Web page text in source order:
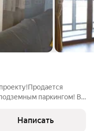
паркингом! В
строительные
Написать